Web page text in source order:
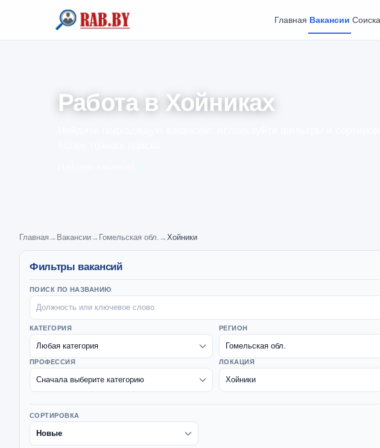
Главная Вакансии
Работа в Хойниках
Главная → Вакансии→ Гомельская обл. → Хойники
Фильтры вакансий
ПОИСК ПО НАЗВАНИЮ
КАТЕГОРИЯ
ПРОФЕССИЯ
РЕГИОН
ЛОКАЦИЯ
СОРТИРОВКА